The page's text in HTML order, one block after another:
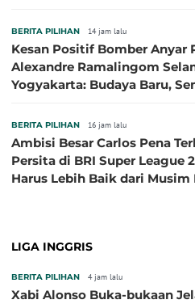
BERITA PILIHAN 14 jam lalu
Kesan Positif Bomber Anyar
Alexandre Ramalingom
Yogyakarta: Budaya Baru,
BERITA PILIHAN 16 jam lalu
Ambisi Besar Carlos Pena
Persita di BRI Super League
Harus Lebih Baik dari Musim
LIGA INGGRIS
BERITA PILIHAN 4 jam lalu
Xabi Alonso Buka-bukaan